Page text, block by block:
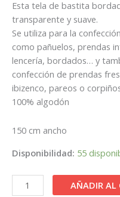
Esta tela de bastita
transparente y suave.
Se utiliza para la
como pañuelos, prendas
lencería, bordados… y
confección de prendas
ibizenco, pareos o
100% algodón
150 cm ancho
Disponibilidad: 55
AÑADIR AL